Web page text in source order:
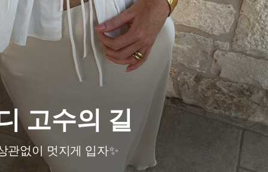
고수의 길
관없이 멋지게 입자✨